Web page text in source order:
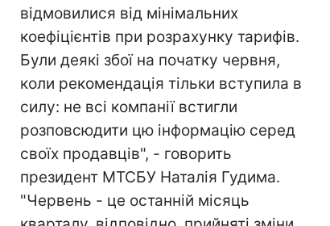
відмовилися від мінімальних
коефіцієнтів при розрахунку тарифів.
Були деякі збої на початку червня,
коли рекомендація тільки вступила в
силу: не всі компанії встигли
розповсюдити цю інформацію серед
своїх продавців", - говорить
президент МТСБУ Наталія Гудима.
"Червень - це останній місяць